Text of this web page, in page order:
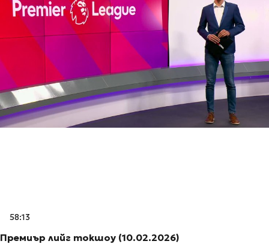
58:13
Премиър лийг токшоу (10.02.2026)